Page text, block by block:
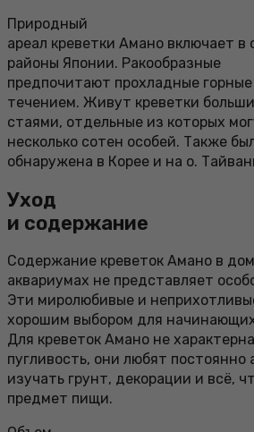
Природный
ареал креветки Амано включает в
районы Японии. Ракообразные
предпочитают прохладные
течением. Живут креветки
стаями, отдельные из которых
несколько сотен особей. Также
обнаружена в Корее и на о.
Уход
и содержание
Содержание креветок Амано в
аквариумах не представляет
Эти миролюбивые и
хорошим выбором для
Для креветок Амано не
пугливость, они любят постоянно
изучать грунт, декорации и всё,
предмет пищи.